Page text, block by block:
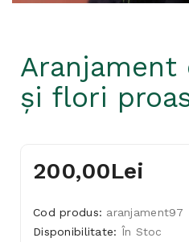
Aranjament
și flori
200,00Lei
Cod produs: aranjament97
Disponibilitate: În Stoc